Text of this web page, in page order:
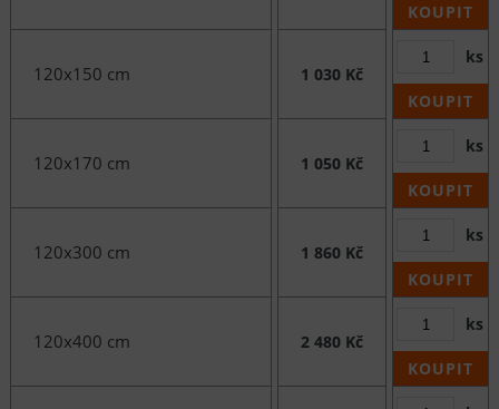
KOUPIT
120x150 cm 1 030 Kč
ks
KOUPIT
120x170 cm 1 050 Kč
ks
KOUPIT
120x300 cm 1 860 Kč
ks
KOUPIT
120x400 cm 2 480 Kč
ks
KOUPIT